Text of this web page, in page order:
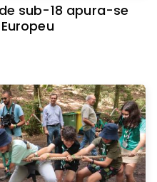
sub-18 apura-se